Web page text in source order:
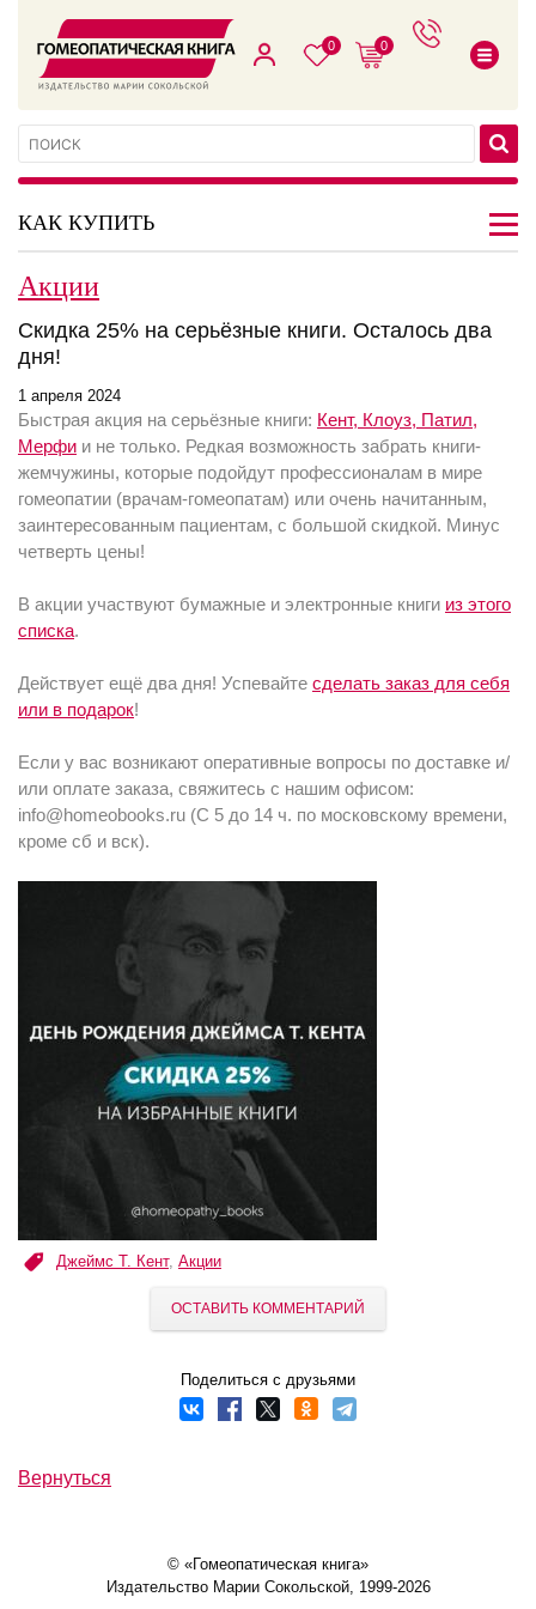
0 0
КАК КУПИТЬ
Акции
Скидка 25% на серьёзные книги. Осталось два
дня!
1 апреля 2024
Быстрая акция на серьёзные книги: Кент, Клоуз, Патил,
Мерфи и не только. Редкая возможность забрать книги-
жемчужины, которые подойдут профессионалам в мире
гомеопатии (врачам-гомеопатам) или очень начитанным,
заинтересованным пациентам, с большой скидкой. Минус
четверть цены!
В акции участвуют бумажные и электронные книги из этого
списка.
Действует ещё два дня! Успевайте сделать заказ для себя
или в подарок!
Если у вас возникают оперативные вопросы по доставке и/
или оплате заказа, свяжитесь с нашим офисом:
info@homeobooks.ru (С 5 до 14 ч. по московскому времени,
кроме сб и вск).
Джеймс Т. Кент, Акции
ОСТАВИТЬ КОММЕНТАРИЙ
Поделиться с друзьями
Вернуться
© «Гомеопатическая книга»
Издательство Марии Сокольской, 1999-2026